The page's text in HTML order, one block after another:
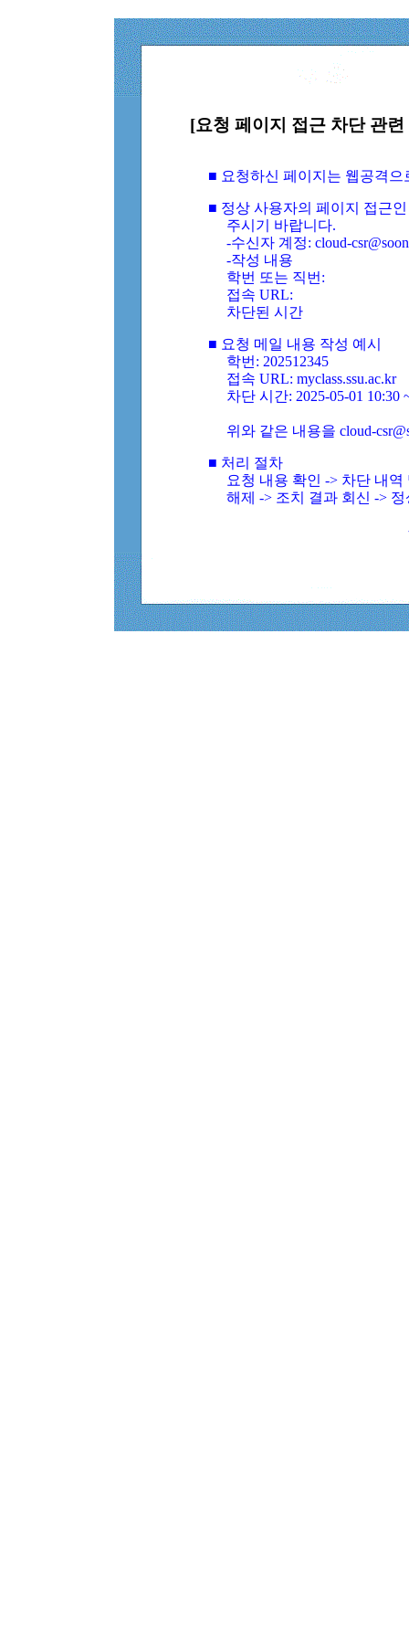
[요청 페이지 접근 차단 관
■ 요청하신 페이지는 웹공격
■ 정상 사용자의 페이지 접근
주시기 바랍니다.
-수신자 계정: cloud-
-작성 내용
학번 또는 직번:
접속 URL:
차단된 시간
■ 요청 메일 내용 작성 예시
학번: 202512345
접속 URL: myclass.ssu.ac.kr
차단 시간: 2025-05-01 10:30
위와 같은 내용을 cloud-
■ 처리 절차
요청 내용 확인 -> 차단 내
해제 -> 조치 결과 회신 ->